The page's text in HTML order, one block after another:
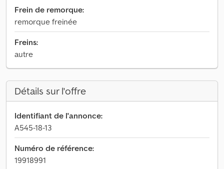
Frein de remorque:
remorque freinée
Freins:
autre
Détails sur l'offre
Identifiant de l'annonce:
A545-18-13
Numéro de référence:
19918991